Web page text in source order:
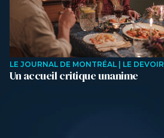
LE JOURNAL DE MONTRÉAL | LE DEVOIR
Un accueil critique unanime